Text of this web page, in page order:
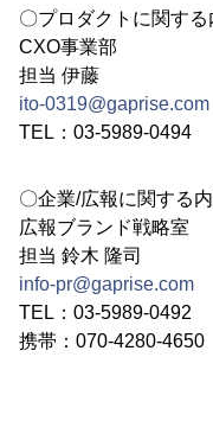
〇プロダクトに関する
CXO事業部
担当 伊藤
ito-0319@gaprise.com
TEL：03-5989-0494
〇企業/広報に関する
広報ブランド戦略室
担当 鈴木 隆司
info-pr@gaprise.com
TEL：03-5989-0492
携帯：070-4280-4650